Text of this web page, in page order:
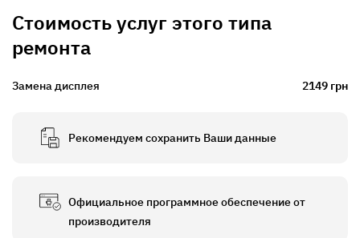
Стоимость услуг этого типа
ремонта
Замена дисплея 2149 грн
Рекомендуем сохранить Ваши данные
Официальное программное обеспечение от
производителя